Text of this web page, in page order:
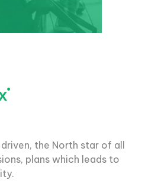
the North star of all
plans which leads to